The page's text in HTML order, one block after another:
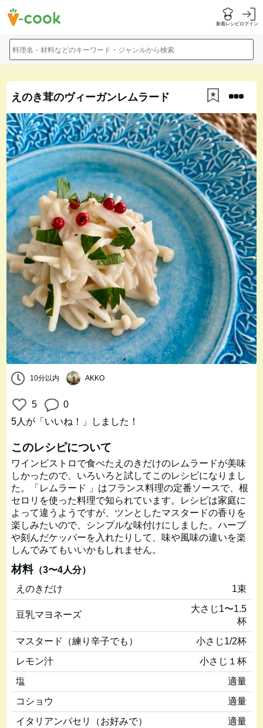
新着レシピログイン
料理名・材料などのキーワード・ジャンルから検索
えのき茸のヴィーガンレムラード
10分以内 AKKO
5
0
5人 が「いいね！」しました！
このレシピについて
ワインビストロで食べたえのきだけのレムラードが美味
しかったので、いろいろと試してこのレシピになりまし
た。「レムラード 」はフランス料理の定番ソースで、根
セロリを使った料理で知られています。レシピは家庭に
よって違うようですが、ツンとしたマスタードの香りを
楽しみたいので、シンプルな味付けにしました。ハーブ
や刻んだケッパーを入れたりして、味や風味の違いを楽
しんでみてもいいかもしれません。
材料（3〜4人分）
えのきだけ
1束
豆乳マヨネーズ
大さじ1〜1.5
杯
マスタード（練り辛子でも）
小さじ1/2杯
レモン汁
小さじ１杯
塩
適量
コショウ
適量
イタリアンパセリ（お好みで）
適量